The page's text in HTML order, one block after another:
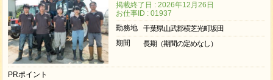
掲載終了日 : 2026年12月26日
お仕事ID : 01937
勤務地
千葉県山武郡横芝光町坂田
期間
長期（期間の定めなし）
PRポイント